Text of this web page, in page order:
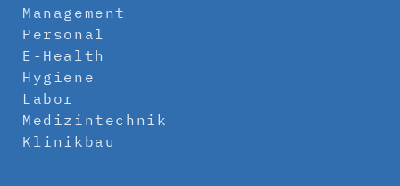
Management
Personal
E-Health
Hygiene
Labor
Medizintechnik
Klinikbau